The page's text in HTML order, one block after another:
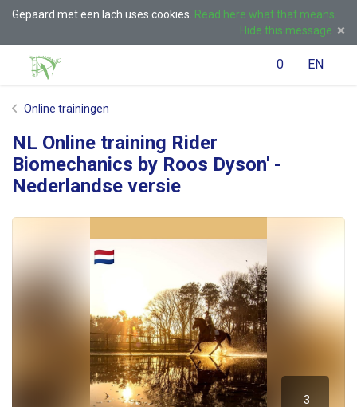
Gepaard met een lach uses cookies. Read here what that means
Hide this message
Menu SearchCart
0) Language
English
EN
Online trainingen
NL Online training Rider
Biomechanics by Roos Dyson' -
Nederlandse versie
3